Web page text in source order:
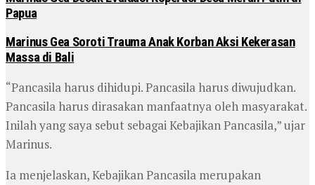
Papua
Marinus Gea Soroti Trauma Anak Korban Aksi Kekerasan
Massa di Bali
“Pancasila harus dihidupi. Pancasila harus diwujudkan.
Pancasila harus dirasakan manfaatnya oleh masyarakat.
Inilah yang saya sebut sebagai Kebajikan Pancasila,” ujar
Marinus.
Ia menjelaskan, Kebajikan Pancasila merupakan